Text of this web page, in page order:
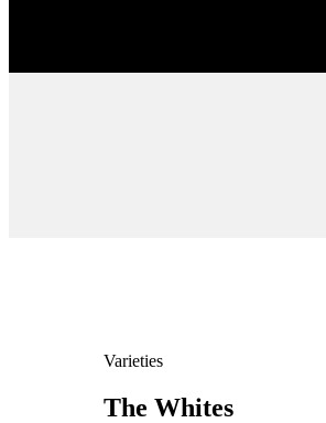
Varieties
The Whites